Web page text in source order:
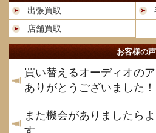
出張買取
店舗買取
お客様の声
買い替えるオーディオの
ありがとうございました！
また機会がありましたら